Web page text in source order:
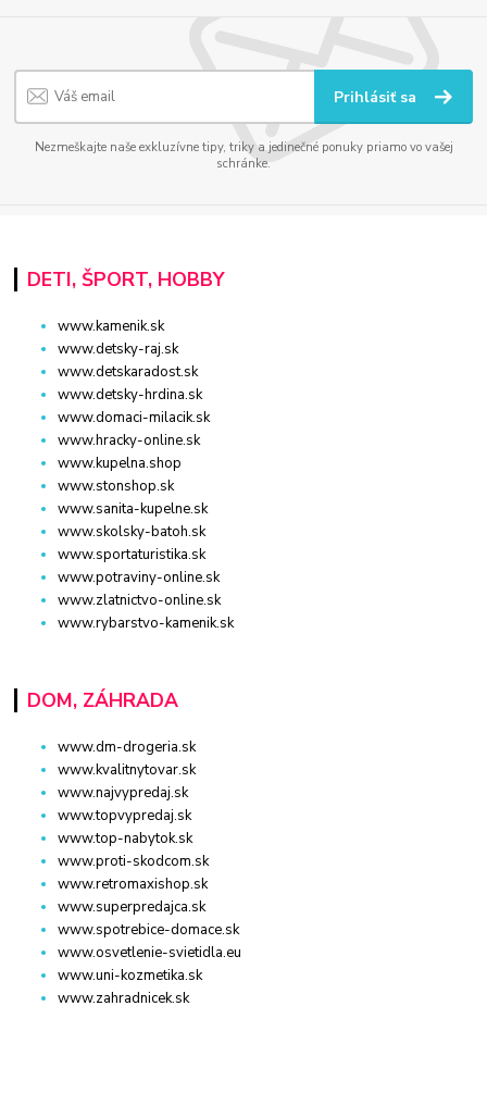
Prihlásiť sa
Nezmeškajte naše exkluzívne tipy, triky a jedinečné ponuky priamo vo vašej
schránke.
DETI, ŠPORT, HOBBY
www.kamenik.sk
www.detsky-raj.sk
www.detskaradost.sk
www.detsky-hrdina.sk
www.domaci-milacik.sk
www.hracky-online.sk
www.kupelna.shop
www.stonshop.sk
www.sanita-kupelne.sk
www.skolsky-batoh.sk
www.sportaturistika.sk
www.potraviny-online.sk
www.zlatnictvo-online.sk
www.rybarstvo-kamenik.sk
DOM, ZÁHRADA
www.dm-drogeria.sk
www.kvalitnytovar.sk
www.najvypredaj.sk
www.topvypredaj.sk
www.top-nabytok.sk
www.proti-skodcom.sk
www.retromaxishop.sk
www.superpredajca.sk
www.spotrebice-domace.sk
www.osvetlenie-svietidla.eu
www.uni-kozmetika.sk
www.zahradnicek.sk